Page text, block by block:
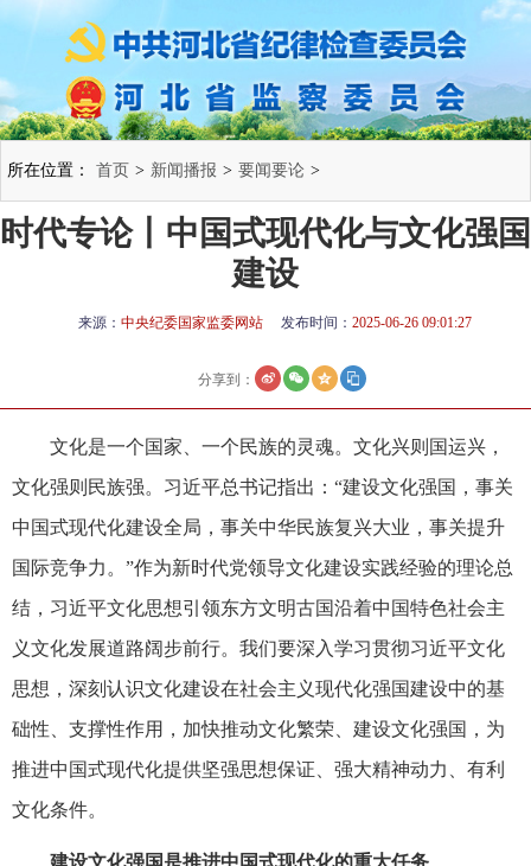
所在位置： 首页 > 新闻播报 > 要闻要论 >
时代专论丨中国式现代化与文化强国
建设
来源： 中央纪委国家监委网站 发布时间： 2025-06-26 09:01:27
分享到：
文化是一个国家、一个民族的灵魂。文化兴则国运兴，
文化强则民族强。习近平总书记指出：“建设文化强国，事关
中国式现代化建设全局，事关中华民族复兴大业，事关提升
国际竞争力。”作为新时代党领导文化建设实践经验的理论总
结，习近平文化思想引领东方文明古国沿着中国特色社会主
义文化发展道路阔步前行。我们要深入学习贯彻习近平文化
思想，深刻认识文化建设在社会主义现代化强国建设中的基
础性、支撑性作用，加快推动文化繁荣、建设文化强国，为
推进中国式现代化提供坚强思想保证、强大精神动力、有利
文化条件。
建设文化强国是推进中国式现代化的重大任务